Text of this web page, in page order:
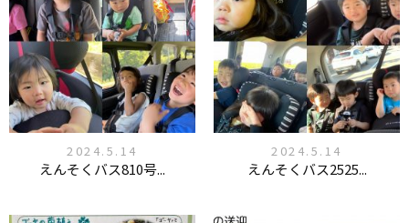
2024.5.14
えんそくバス810号...
2024.5.14
えんそくバス2525...